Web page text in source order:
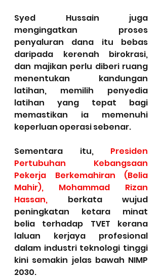
Syed Hussain juga
mengingatkan proses
penyaluran dana itu bebas
daripada kerenah birokrasi,
dan majikan perlu diberi ruang
menentukan kandungan
latihan, memilih penyedia
latihan yang tepat bagi
memastikan ia memenuhi
keperluan operasi sebenar.
Sementara itu, Presiden
Pertubuhan Kebangsaan
Pekerja Berkemahiran (Belia
Mahir), Mohammad Rizan
Hassan, berkata wujud
peningkatan ketara minat
belia terhadap TVET kerana
laluan kerjaya profesional
dalam industri teknologi tinggi
kini semakin jelas bawah NIMP
2030.